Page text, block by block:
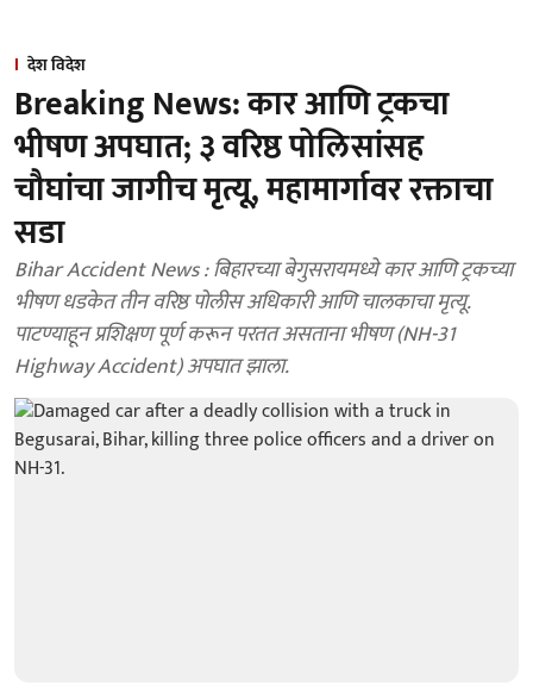
देश विदेश
Breaking News: कार आणि ट्रकचा
भीषण अपघात; ३ वरिष्ठ पोलिसांसह
चौघांचा जागीच मृत्यू, महामार्गावर रक्ताचा
सडा
Bihar Accident News : बिहारच्या बेगुसरायमध्ये कार आणि ट्रकच्या
भीषण धडकेत तीन वरिष्ठ पोलीस अधिकारी आणि चालकाचा मृत्यू.
पाटण्याहून प्रशिक्षण पूर्ण करून परतत असताना भीषण (NH-31
Highway Accident) अपघात झाला.